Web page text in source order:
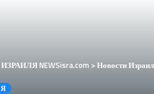
NEWSisra.com >Новости